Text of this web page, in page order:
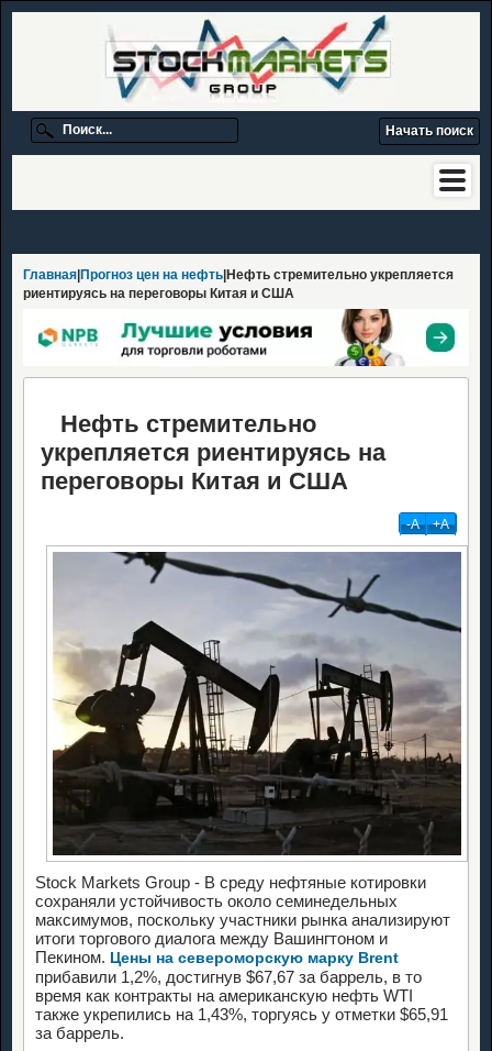
Главная Прогноз цен на нефть |Нефть стремительно укрепляется
риентируясь на переговоры Китая и США
Нефть стремительно
укрепляется риентируясь на
переговоры Китая и США
-А +А
Stock Markets Group - В среду нефтяные котировки
сохраняли устойчивость около семинедельных
максимумов, поскольку участники рынка анализируют
итоги торгового диалога между Вашингтоном и
Пекином. Цены на североморскую марку Brent
прибавили 1,2%, достигнув $67,67 за баррель, в то
время как контракты на американскую нефть WTI
также укрепились на 1,43%, торгуясь у отметки $65,91
за баррель.